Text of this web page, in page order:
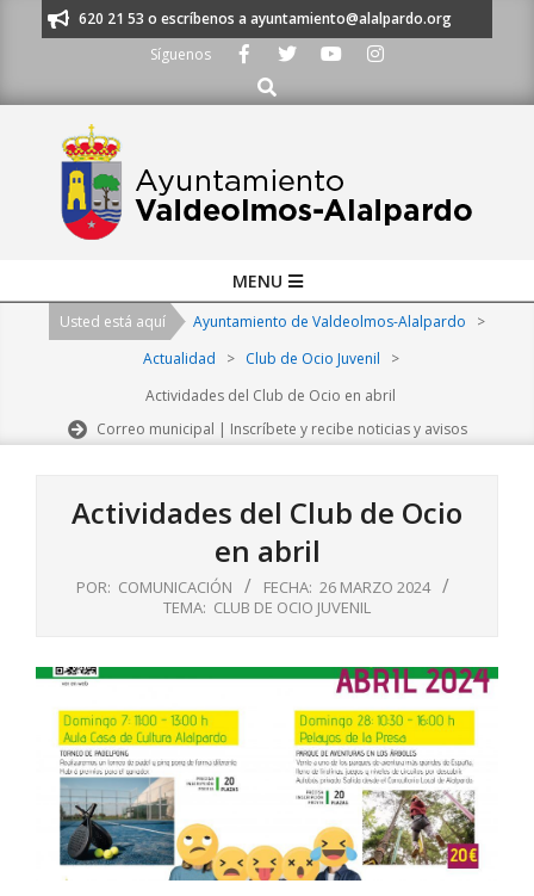
al 91 620 21 53 o escríbenos a ayuntamiento@alalpardo.org
Síguenos
Buscar
Navigation
MENU
Usted está aquí Ayuntamiento de Valdeolmos-Alalpardo
>
Actualidad
> Club de Ocio Juvenil
>
Actividades del Club de Ocio en abril
Correo municipal | Inscríbete y recibe noticias y avisos
Actividades del Club de Ocio
en abril
POR: COMUNICACIÓN FECHA: 26 MARZO 2024
TEMA: CLUB DE OCIO JUVENIL